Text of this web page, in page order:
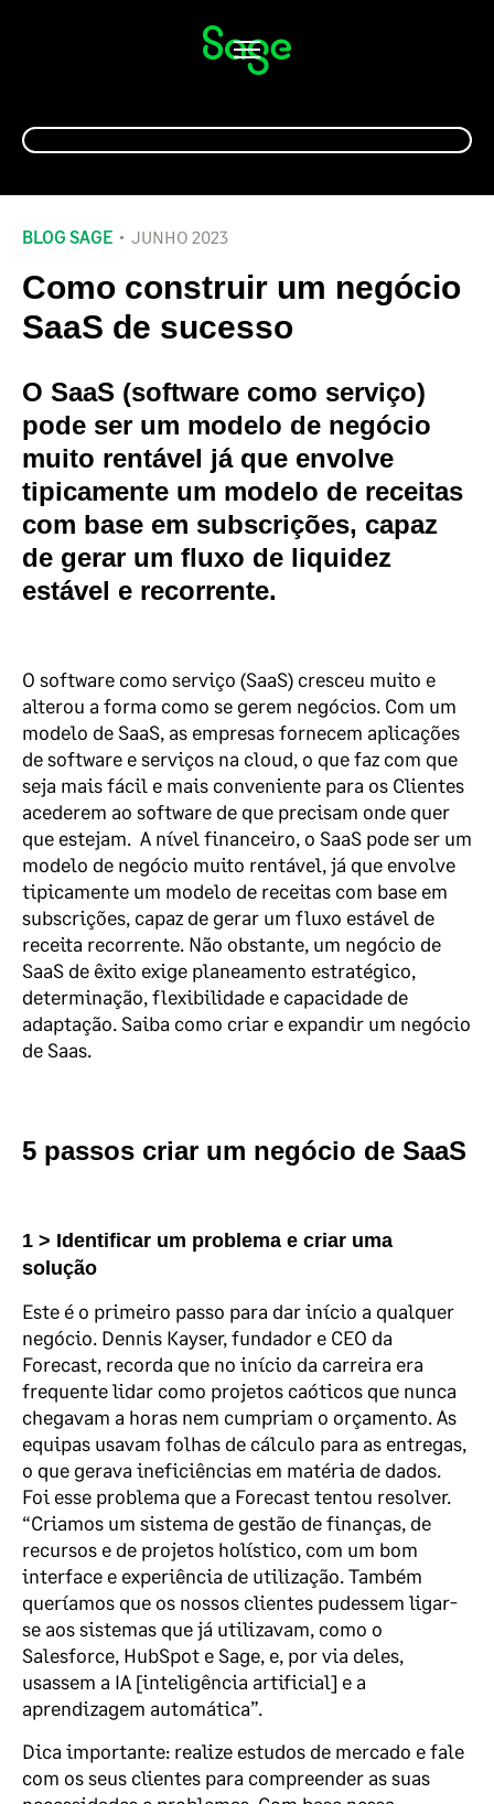
Alternar
navegação
BLOG SAGE JUNHO 2023
Como construir um negócio
SaaS de sucesso
O SaaS (software como serviço)
pode ser um modelo de negócio
muito rentável já que envolve
tipicamente um modelo de receitas
com base em subscrições, capaz
de gerar um fluxo de liquidez
estável e recorrente.
O software como serviço (SaaS) cresceu muito e
alterou a forma como se gerem negócios. Com um
modelo de SaaS, as empresas fornecem aplicações
de software e serviços na cloud, o que faz com que
seja mais fácil e mais conveniente para os Clientes
acederem ao software de que precisam onde quer
que estejam. A nível financeiro, o SaaS pode ser um
modelo de negócio muito rentável, já que envolve
tipicamente um modelo de receitas com base em
subscrições, capaz de gerar um fluxo estável de
receita recorrente. Não obstante, um negócio de
SaaS de êxito exige planeamento estratégico,
determinação, flexibilidade e capacidade de
adaptação. Saiba como criar e expandir um negócio
de Saas.
5 passos criar um negócio de SaaS
1 > Identificar um problema e criar uma
solução
Este é o primeiro passo para dar início a qualquer
negócio. Dennis Kayser, fundador e CEO da
Forecast, recorda que no início da carreira era
frequente lidar como projetos caóticos que nunca
chegavam a horas nem cumpriam o orçamento. As
equipas usavam folhas de cálculo para as entregas,
o que gerava ineficiências em matéria de dados.
Foi esse problema que a Forecast tentou resolver.
“Criamos um sistema de gestão de finanças, de
recursos e de projetos holístico, com um bom
interface e experiência de utilização. Também
queríamos que os nossos clientes pudessem ligar-
se aos sistemas que já utilizavam, como o
Salesforce, HubSpot e Sage, e, por via deles,
usassem a IA [inteligência artificial] e a
aprendizagem automática”.
Dica importante: realize estudos de mercado e fale
com os seus clientes para compreender as suas